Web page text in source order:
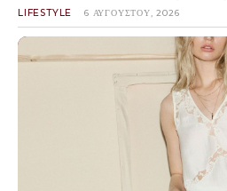
LIFESTYLE 6 ΑΥΓΟΎΣΤΟΥ, 2026